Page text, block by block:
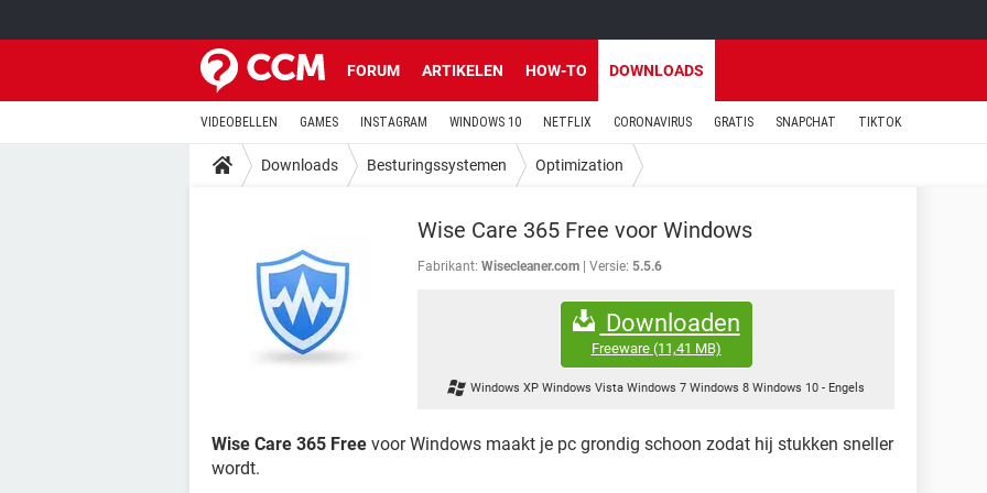
FORUM ARTIKELEN HOW-TO DOWNLOADS
VIDEOBELLEN GAMES INSTAGRAM WINDOWS 10 NETFLIX CORONAVIRUS GRATIS SNAPCHAT TIKTOK
Downloads Besturingssystemen Optimization
Wise Care 365 Free voor Windows
Fabrikant: Wisecleaner.com Versie: 5.5.6
Downloaden
Freeware(11,41 MB)
Windows XP Windows Vista Windows 7 Windows 8 Windows 10 - Engels
Wise Care 365 Free voor Windows maakt je pc grondig schoon zodat hij stukken sneller
wordt.